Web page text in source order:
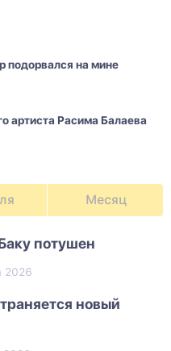
подорвался на мине
артиста Расима Балаева
Месяц
потушен
2026
новый